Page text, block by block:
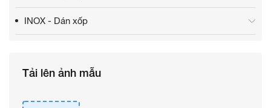
INOX - Dán xốp
Tải lên ảnh mẫu